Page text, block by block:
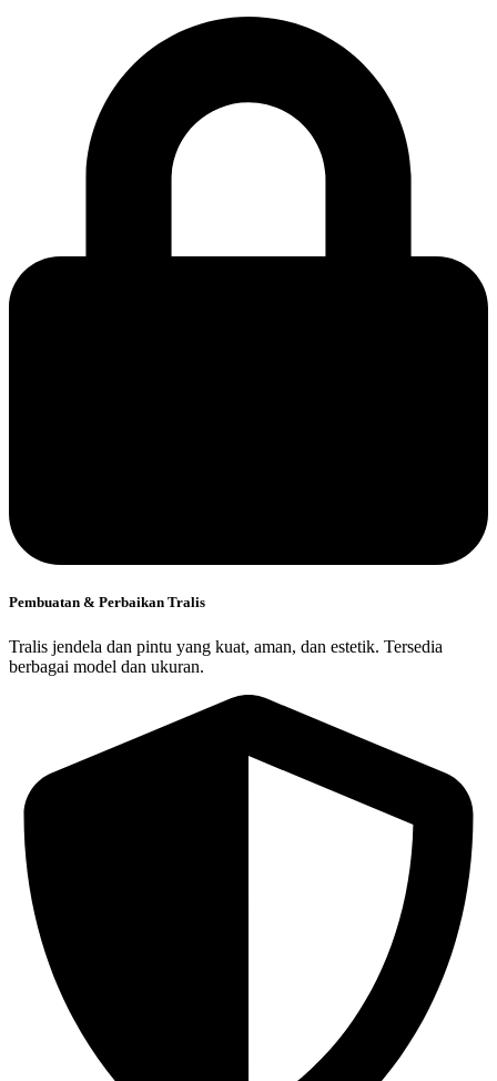
Pembuatan & Perbaikan Tralis
Tralis jendela dan pintu yang kuat, aman, dan estetik. Tersedia
berbagai model dan ukuran.